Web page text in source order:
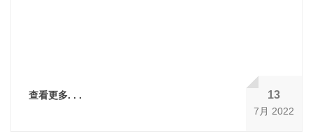
查看更多. . . 13
7月 2022